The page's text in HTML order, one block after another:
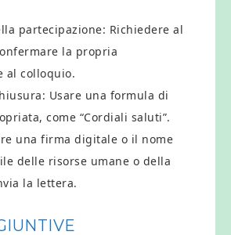
partecipazione: Richiedere al
la propria
al colloquio.
Usare una formula di
come “Cordiali saluti”.
una firma digitale o il nome
delle risorse umane o della
la lettera.